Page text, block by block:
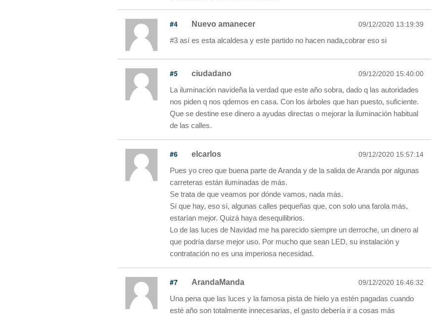
#4 Nuevo amanecer 09/12/2020 13:19:39
#3 así es esta alcaldesa y este partido no hacen nada,cobrar eso si
#5 ciudadano 09/12/2020 15:40:00
La iluminación navideña la verdad que este año sobra, dado q las autoridades
nos piden q nos qdemos en casa. Con los árboles que han puesto, suficiente.
Que se destine ese dinero a ayudas directas o mejorar la iluminación habitual
de las calles.
#6 elcarlos 09/12/2020 15:57:14
Pues yo creo que buena parte de Aranda y de la salida de Aranda por algunas
carreteras están iluminadas de más.
Se trata de que veamos por dónde vamos, nada más.
Sí que hay, eso sí, algunas calles pequeñas que, con solo una farola más,
estarían mejor. Quizá haya desequilibrios.
Lo de las luces de Navidad me ha parecido siempre un derroche, un dinero al
que podría darse mejor uso. Por mucho que sean LED, su instalación y
contratación no es una imperiosa necesidad.
#7 ArandaManda 09/12/2020 16:46:32
Una pena que las luces y la famosa pista de hielo ya estén pagadas cuando
esté año son totalmente innecesarias, el gasto debería ir a cosas más